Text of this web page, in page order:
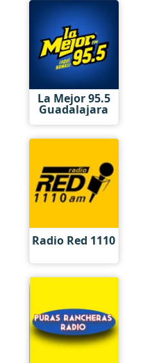
La Mejor 95.5
Guadalajara
Radio Red 1110